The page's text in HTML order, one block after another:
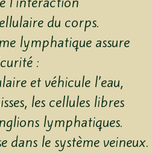
du corps.
lymphatique assure
:
et véhicule l’eau,
les cellules libres
lymphatiques.
dans le système veineux.